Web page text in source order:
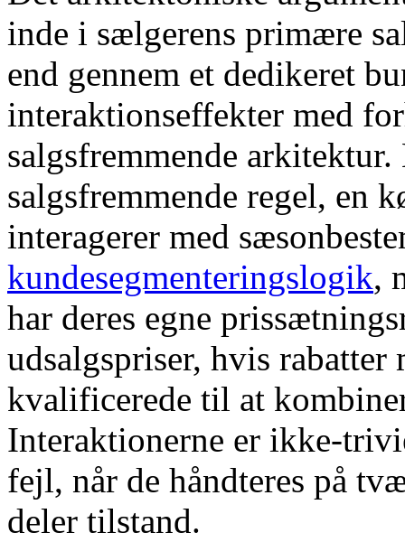
inde i sælgerens primære
end gennem et dedikeret
interaktionseffekter med
salgsfremmende
salgsfremmende regel, en
interagerer med
kundesegmenteringslogik,
har deres egne
udsalgspriser, hvis rabatter
kvalificerede til at
Interaktionerne er ikke-
fejl, når de håndteres på
deler tilstand.